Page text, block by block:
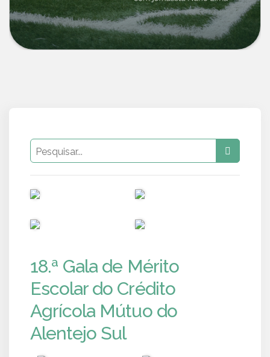
18.ª Gala de Mérito
Escolar do Crédito
Agrícola Mútuo do
Alentejo Sul